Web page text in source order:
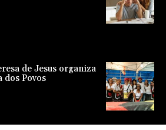
de Jesus organiza
dos Povos